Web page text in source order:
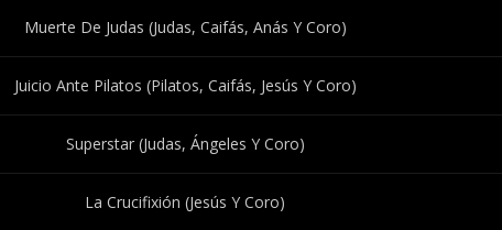
Muerte De Judas (Judas, Caifás, Anás Y Coro)
Juicio Ante Pilatos (Pilatos, Caifás, Jesús Y Coro)
Superstar (Judas, Ángeles Y Coro)
La Crucifixión (Jesús Y Coro)